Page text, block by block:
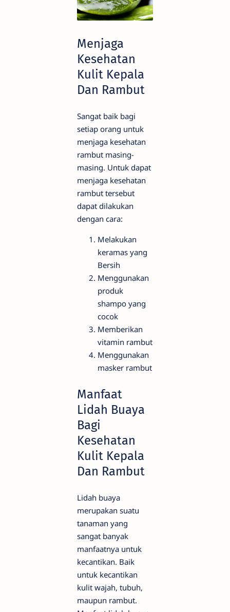
Menjaga
Kesehatan
Kulit Kepala
Dan Rambut
Sangat baik bagi
setiap orang untuk
menjaga kesehatan
rambut masing-
masing. Untuk dapat
menjaga kesehatan
rambut tersebut
dapat dilakukan
dengan cara:
Melakukan
keramas yang
Bersih
Menggunakan
produk
shampo yang
cocok
Memberikan
vitamin rambut
Menggunakan
masker rambut
Manfaat
Lidah Buaya
Bagi
Kesehatan
Kulit Kepala
Dan Rambut
Lidah buaya
merupakan suatu
tanaman yang
sangat banyak
manfaatnya untuk
kecantikan. Baik
untuk kecantikan
kulit wajah, tubuh,
maupun rambut.